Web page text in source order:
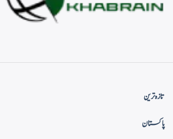
تازہ ترین
پاکستان